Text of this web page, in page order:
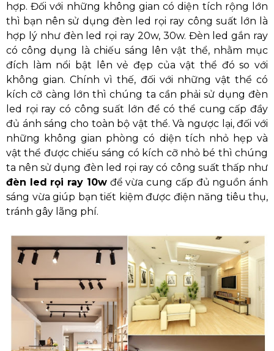
hợp. Đối với những không gian có diện tích rộng lớn
thì bạn nên sử dụng đèn led rọi ray công suất lớn là
hợp lý như đèn led rọi ray 20w, 30w. Đèn led gắn ray
có công dụng là chiếu sáng lên vật thể, nhằm mục
đích làm nổi bật lên vẻ đẹp của vật thể đó so với
không gian. Chính vì thế, đối với những vật thể có
kích cỡ càng lớn thì chúng ta cần phải sử dụng đèn
led rọi ray có công suất lớn để có thể cung cấp đầy
đủ ánh sáng cho toàn bộ vật thể. Và ngược lại, đối với
những không gian phòng có diện tích nhỏ hẹp và
vật thể được chiếu sáng có kích cỡ nhỏ bé thì chúng
ta nên sử dụng đèn led rọi ray có công suất thấp như
đèn led rọi ray 10wđể vừa cung cấp đủ nguồn ánh
sáng vừa giúp bạn tiết kiệm được điện năng tiêu thụ,
tránh gây lãng phí.